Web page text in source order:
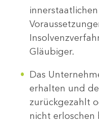
Gläubiger.
Das
erhalten und
zurückgezahlt
nicht erloschen